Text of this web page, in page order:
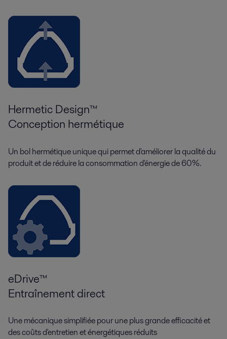
Hermetic Design™
Conception hermétique
Un bol hermétique unique qui permet d'améliorer la qualité du
produit et de réduire la consommation d'énergie de 60%.
eDrive™
Entraînement direct
Une mécanique simplifiée pour une plus grande efficacité et
des coûts d'entretien et énergétiques réduits